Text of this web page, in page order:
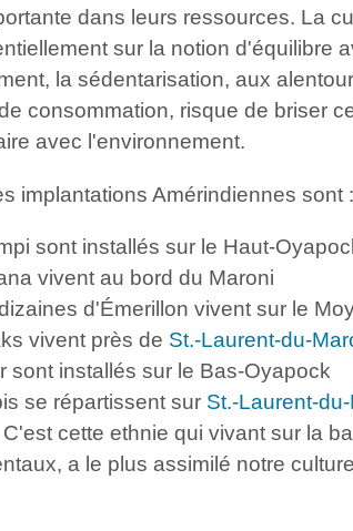
dans leurs ressources. La
sur la notion d'équilibre
la sédentarisation, aux
consommation, risque de briser
avec l'environnement.
implantations Amérindiennes sont :
sont installés sur le Haut-
vivent au bord du Maroni
d'Émerillon vivent sur le
vivent près de St.-Laurent-du-
sont installés sur le Bas-Oyapock
se répartissent sur St.-Laurent-
C'est cette ethnie qui vivant sur la
a le plus assimilé notre